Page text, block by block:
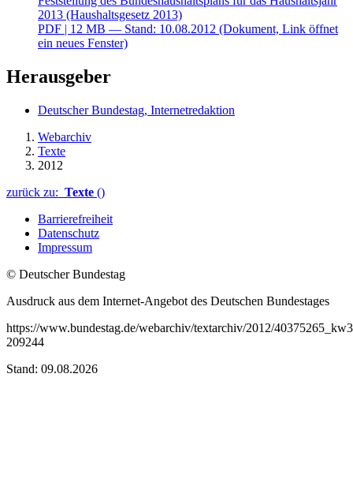
2013 (Haushaltsgesetz 2013)
PDF | 12 MB — Stand: 10.08.2012 (Dokument, Link öffnet
ein neues Fenster)
Herausgeber
Deutscher Bundestag, Internetredaktion
Webarchiv
Texte
2012
zurück zu: Texte ()
Barrierefreiheit
Datenschutz
Impressum
© Deutscher Bundestag
Ausdruck aus dem Internet-Angebot des Deutschen Bundestages
https://www.bundestag.de/webarchiv/textarchiv/2012/
209244
Stand: 09.08.2026